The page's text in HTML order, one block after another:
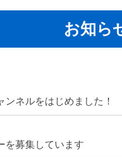
お知ら
ンネルをはじめました！
を募集しています